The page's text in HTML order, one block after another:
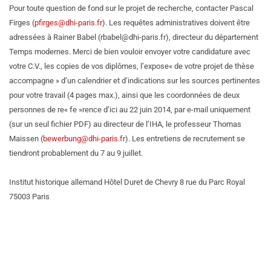
Pour toute question de fond sur le projet de recherche, contacter Pascal
Firges (pfirges@dhi-paris.fr). Les requêtes administratives doivent être
adressées à Rainer Babel (rbabel@dhi-paris.fr), directeur du département
Temps modernes. Merci de bien vouloir envoyer votre candidature avec
votre C.V., les copies de vos diplômes, l’expose« de votre projet de thèse
accompagne » d’un calendrier et d’indications sur les sources pertinentes
pour votre travail (4 pages max.), ainsi que les coordonnées de deux
personnes de re« fe »rence d’ici au 22 juin 2014, par e-mail uniquement
(sur un seul fichier PDF) au directeur de l’IHA, le professeur Thomas
Maissen (bewerbung@dhi-paris.fr). Les entretiens de recrutement se
tiendront probablement du 7 au 9 juillet.
Institut historique allemand Hôtel Duret de Chevry 8 rue du Parc Royal
75003 Paris